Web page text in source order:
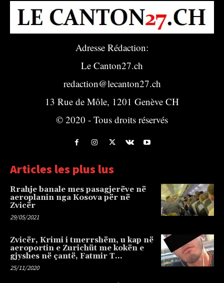
Adresse Rédaction:
Le Canton27.ch
redaction@lecanton27.ch
13 Rue de Môle, 1201 Genève CH
© 2020 - Tous droits réservés
Articles les plus lus
Rrahje banale mes pasagjerëve në
aeroplanin nga Kosova për në
Zvicër
29/05/2021
Zvicër, Krimi i tmerrshëm, u kap në
aeroportin e Zurichüt me kokën e
gjyshes në çantë, Fatmir T…
25/11/2020